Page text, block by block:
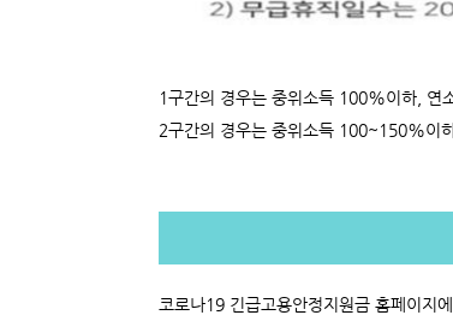
1구간의 경우는 중위소득 100%이하, 연
2구간의 경우는 중위소득 100~150%이
코로나19 긴급고용안정지원금 홈페이지